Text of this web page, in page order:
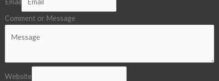
Email
Comment or Message
Website